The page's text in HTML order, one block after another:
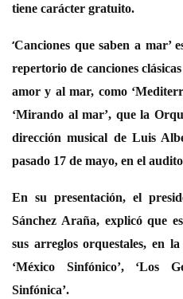
tiene carácter gratuito.
‘Canciones que saben a mar’
repertorio de canciones
amor y al mar, como
‘Mirando al mar’, que la
dirección musical de Luis
pasado 17 de mayo, en el
En su presentación, el
Sánchez Araña, explicó que
sus arreglos orquestales, en
‘México Sinfónico’, ‘Los
Sinfónica’.